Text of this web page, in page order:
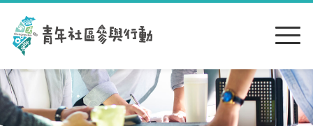
跳到主要內容區塊